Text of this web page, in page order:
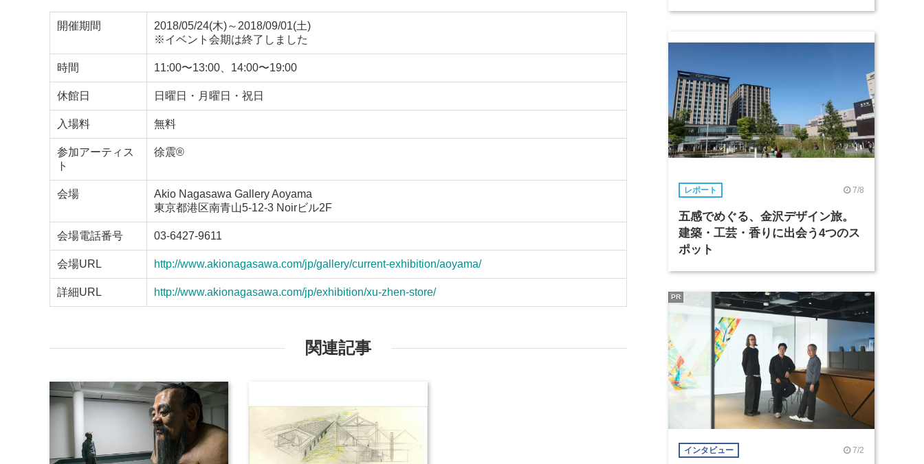
開催期間
2018/05/24(木)～2018/09/01(土)
※イベント会期は終了しました
時間 11:00〜13:00、14:00〜19:00
休館日 日曜日・月曜日・祝日
入場料 無料
参加アーティス
ト
徐震®︎
会場
Akio Nagasawa Gallery Aoyama
東京都港区南青山5-12-3 Noirビル2F
会場電話番号 03-6427-9611
会場URL http://www.akionagasawa.com/jp/gallery/current-exhibition/aoyama/
詳細URL http://www.akionagasawa.com/jp/exhibition/xu-zhen-store/
関連記事
レポート 7/8
五感でめぐる、金沢デザイン旅。
建築・工芸・香りに出会う4つのス
ポット
インタビュー 7/2
PR